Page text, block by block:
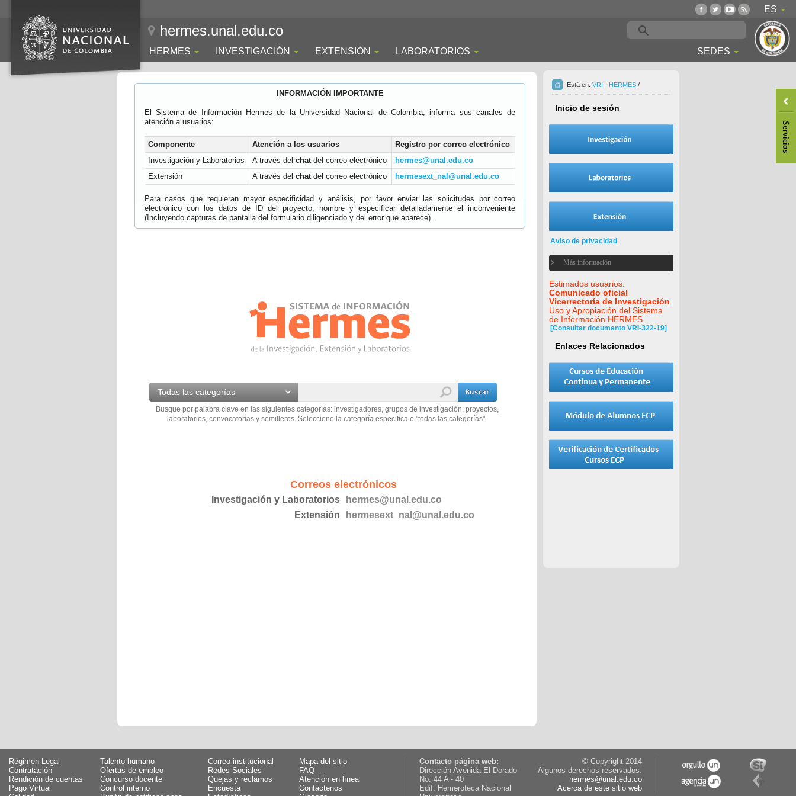
ES
hermes.unal.edu.co
HERMES INVESTIGACIÓN EXTENSIÓN LABORATORIOS SEDES
INFORMACIÓN IMPORTANTE
El Sistema de Información Hermes de la Universidad Nacional de Colombia, informa sus canales de
atención a usuarios:
Componente Atención a los usuarios
Registro por correo electrónico
Investigación y Laboratorios
A través del chatdel correo electrónico
hermes@unal.edu.co
Extensión
A través del chatdel correo electrónico hermesext_nal@unal.edu.co
Para casos que requieran mayor especificidad y análisis, por favor enviar las solicitudes por correo
electrónico con los datos de ID del proyecto, nombre y especificar detalladamente el inconveniente
(Incluyendo capturas de pantalla del formulario diligenciado y del error que aparece).
Todas las categorías
Busque por palabra clave en las siguientes categorías: investigadores, grupos de investigación, proyectos,
laboratorios, convocatorias y semilleros. Seleccione la categoría especifica o "todas las categorías".
Correos electrónicos
Investigación y Laboratorios
hermes@unal.edu.co
Extensión
hermesext_nal@unal.edu.co
Está en: VRI - HERMES /
Inicio de sesión
Aviso de privacidad
Más información
Estimados usuarios.
Comunicado oficial
Vicerrectoría de Investigación
Uso y Apropiación del Sistema
de Información HERMES
[Consultar documento VRI-322-19]
Enlaces Relacionados
Régimen Legal
Talento humano
Contratación
Ofertas de empleo
Rendición de cuentas
Concurso docente
Pago Virtual
Control interno
Correo institucional
Mapa del sitio
Redes Sociales
FAQ
Quejas y reclamos
Atención en línea
Encuesta
Contáctenos
Contacto página web:
Dirección Avenida El Dorado
No. 44 A - 40
Edif. Hemeroteca Nacional
© Copyright 2014
Algunos derechos reservados.
hermes@unal.edu.co
Acerca de este sitio web